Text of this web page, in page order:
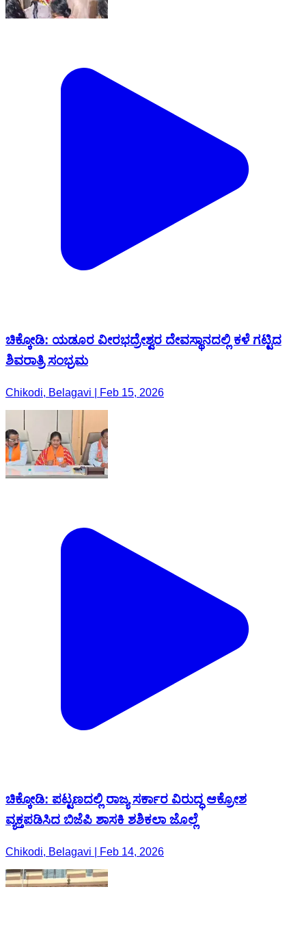
ಚಿಕ್ಕೋಡಿ: ಯಡೂರ ವೀರಭದ್ರೇಶ್ವರ ದೇವಸ್ಥಾನದಲ್ಲಿ ಕಳೆ ಗಟ್ಟಿದ
ಶಿವರಾತ್ರಿ ಸಂಭ್ರಮ
Chikodi, Belagavi | Feb 15, 2026
ಚಿಕ್ಕೋಡಿ: ಪಟ್ಟಣದಲ್ಲಿ ರಾಜ್ಯ ಸರ್ಕಾರ ವಿರುದ್ಧ ಆಕ್ರೋಶ
ವ್ಯಕ್ತಪಡಿಸಿದ ಬಿಜೆಪಿ ಶಾಸಕಿ ಶಶಿಕಲಾ ಜೊಲ್ಲೆ
Chikodi, Belagavi | Feb 14, 2026